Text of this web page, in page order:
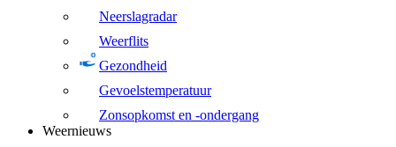
Neerslagradar
Weerflits
Gezondheid
Gevoelstemperatuur
Zonsopkomst en -ondergang
Weernieuws